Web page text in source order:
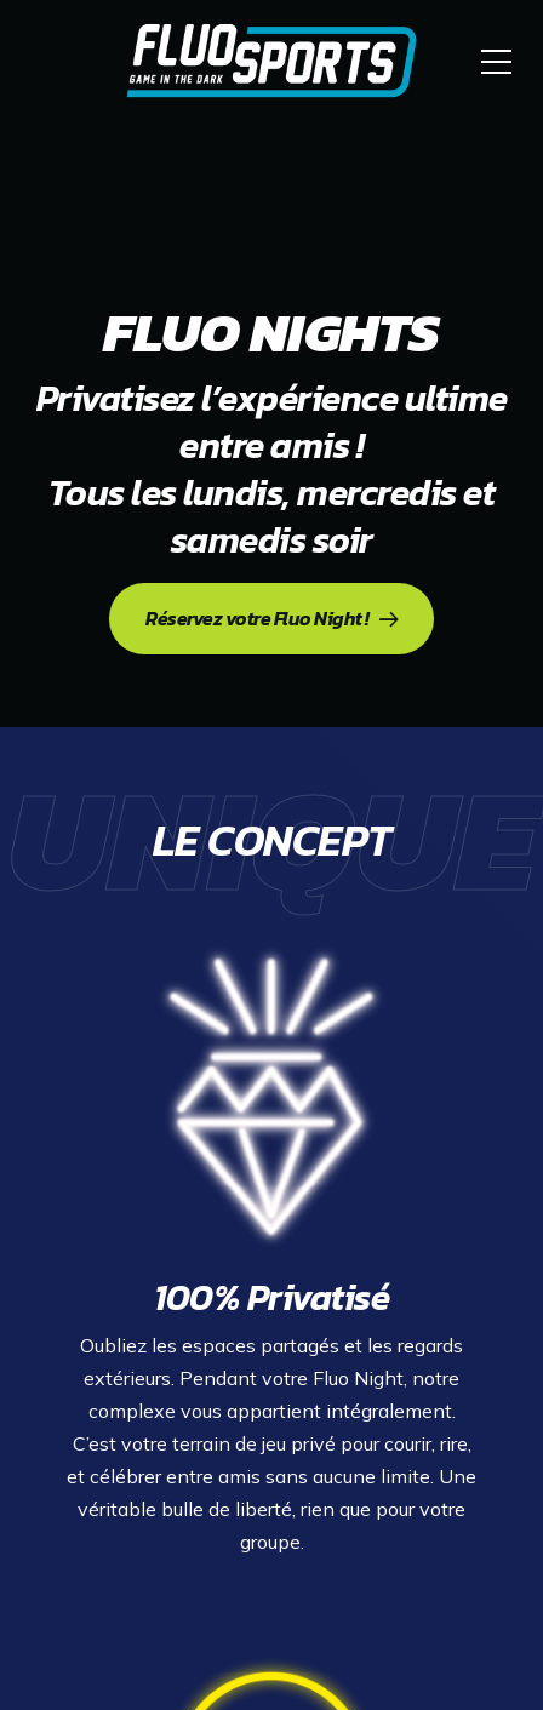
FLUO NIGHTS
Privatisez l’expérience ultime
entre amis !
Tous les lundis, mercredis et
samedis soir
Réservez votre Fluo Night !
LE CONCEPT
UNIQUE
100% Privatisé
Oubliez les espaces partagés et les regards
extérieurs. Pendant votre Fluo Night, notre
complexe vous appartient intégralement.
C’est votre terrain de jeu privé pour courir, rire,
et célébrer entre amis sans aucune limite. Une
véritable bulle de liberté, rien que pour votre
groupe.